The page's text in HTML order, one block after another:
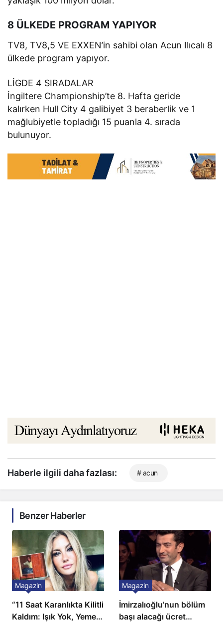
8 ÜLKEDE PROGRAM YAPIYOR
TV8, TV8,5 VE EXXEN’in sahibi olan Acun Ilıcalı 8
ülkede program yapıyor.
LİGDE 4 SIRADALAR
İngiltere Championship’te 8. Hafta geride
kalırken Hull City 4 galibiyet 3 beraberlik ve 1
mağlubiyetle topladığı 15 puanla 4. sırada
bulunuyor.
Haberle ilgili daha fazlası: # acun
Benzer Haberler
“11 Saat Karanlıkta Kilitli
Kaldım: Işık Yok, Yemek
Magazin
İmirzalıoğlu’nun bölüm
başı alacağı ücret
Magazin